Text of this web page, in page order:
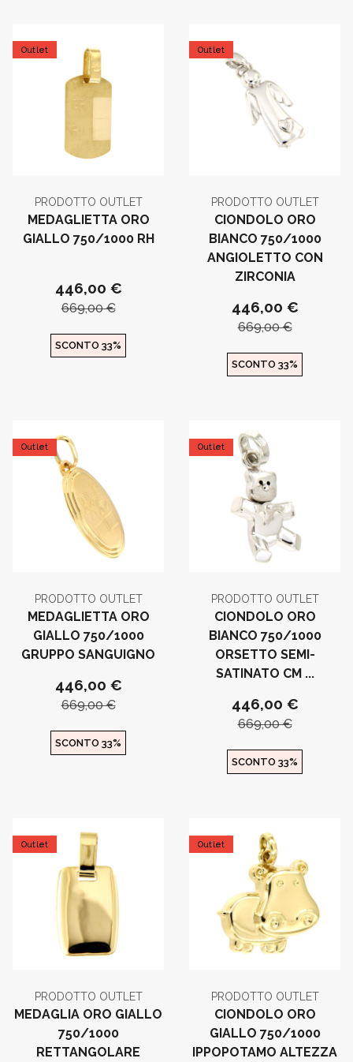
Outlet
PRODOTTO OUTLET
MEDAGLIETTA ORO
GIALLO 750/1000 RH
446,00 €
669,00 €
SCONTO 33%
Outlet
PRODOTTO OUTLET
CIONDOLO ORO
BIANCO 750/1000
ANGIOLETTO CON
ZIRCONIA
446,00 €
669,00 €
SCONTO 33%
Outlet
PRODOTTO OUTLET
MEDAGLIETTA ORO
GIALLO 750/1000
GRUPPO SANGUIGNO
446,00 €
669,00 €
SCONTO 33%
Outlet
PRODOTTO OUTLET
CIONDOLO ORO
BIANCO 750/1000
ORSETTO SEMI-
SATINATO CM ...
446,00 €
669,00 €
SCONTO 33%
Outlet
PRODOTTO OUTLET
MEDAGLIA ORO GIALLO
750/1000
RETTANGOLARE
Outlet
PRODOTTO OUTLET
CIONDOLO ORO
GIALLO 750/1000
IPPOPOTAMO ALTEZZA